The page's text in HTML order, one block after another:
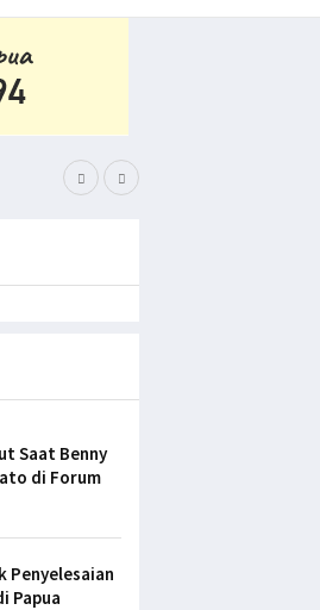
Saat Benny
di Forum
Penyelesaian
Papua